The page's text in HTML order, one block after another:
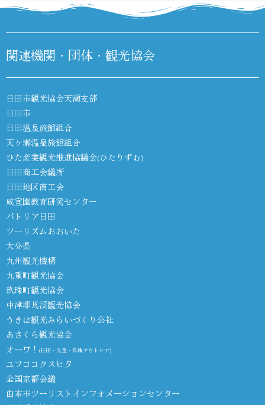
関連機関・団体・観光協会
日田市観光協会天瀬支部
日田市
日田温泉旅館組合
天ヶ瀬温泉旅館組合
ひた産業観光推進協議会(ひたりずむ)
日田商工会議所
日田地区商工会
咸宜園教育研究センター
パトリア日田
ツーリズムおおいた
大分県
九州観光機構
九重町観光協会
玖珠町観光協会
中津耶馬渓観光協会
うきは観光みらいづくり公社
あさくら観光協会
オーワ！ (日田・九重・玖珠アウトドア)
ユフココクスヒタ
全国京都会議
由布市ツーリストインフォメーションセンター